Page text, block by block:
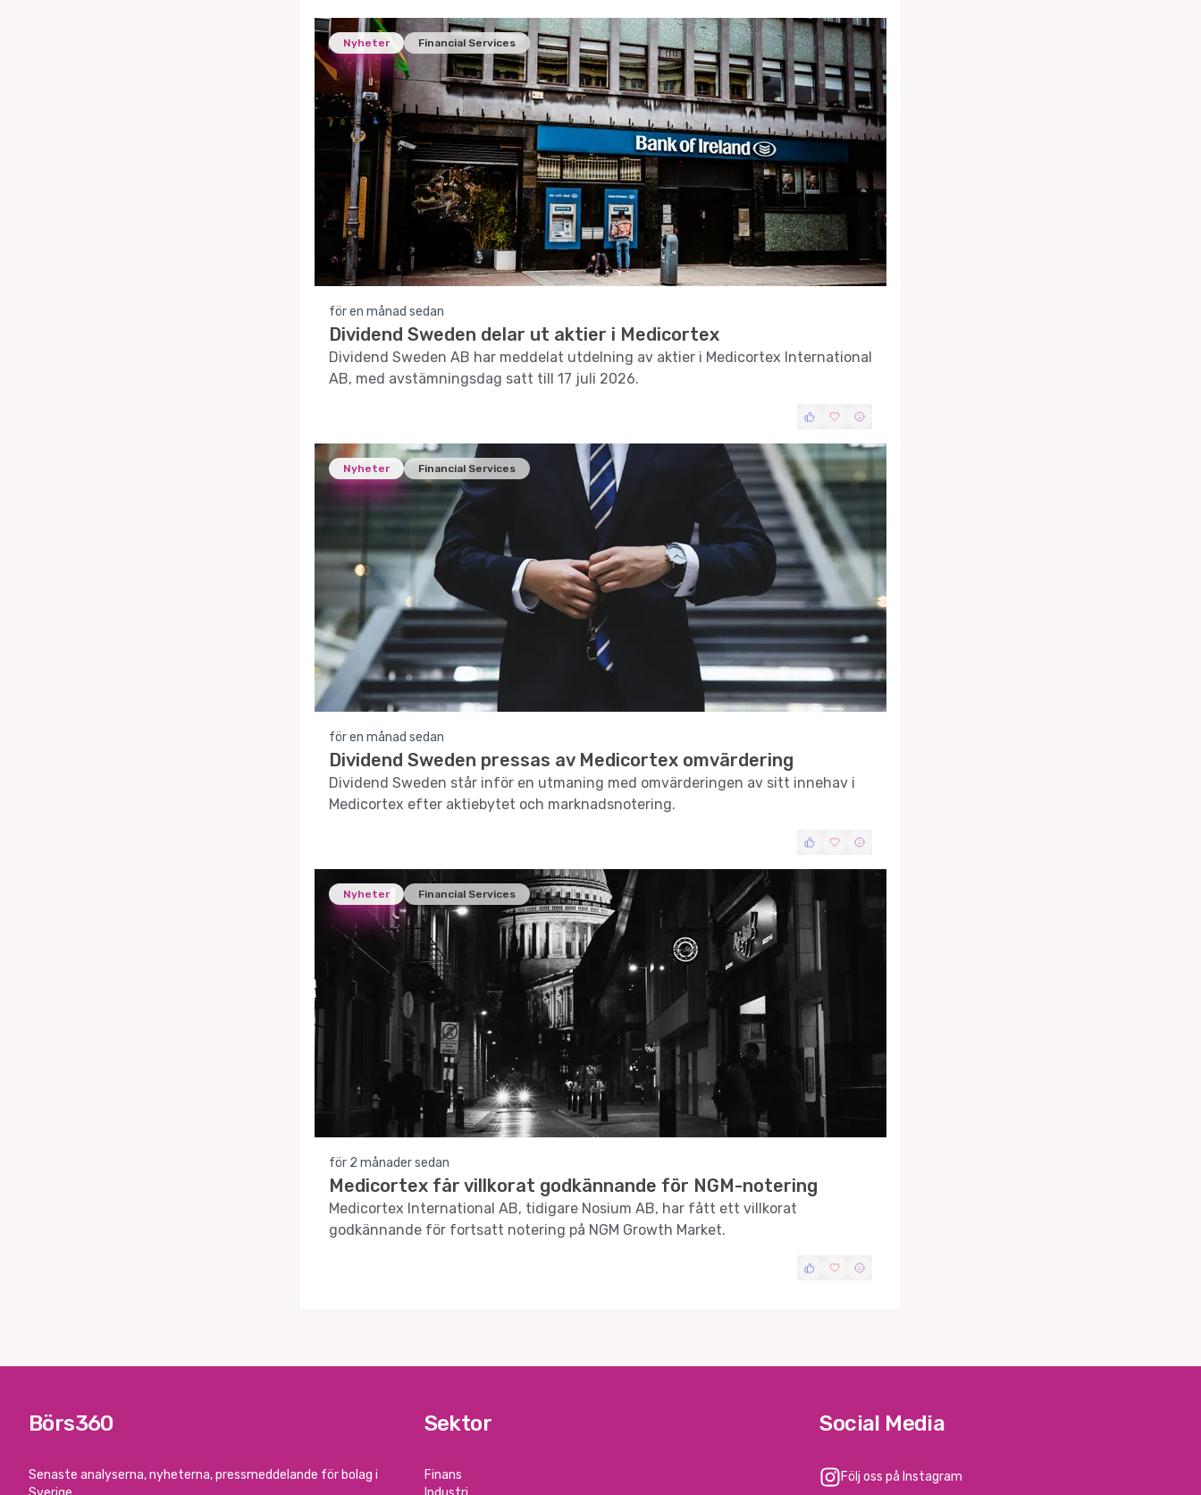
Nyheter Financial Services
för en månad sedan
Dividend Sweden delar ut aktier i Medicortex
Dividend Sweden AB har meddelat utdelning av aktier i Medicortex International
AB, med avstämningsdag satt till 17 juli 2026.
Nyheter Financial Services
för en månad sedan
Dividend Sweden pressas av Medicortex omvärdering
Dividend Sweden står inför en utmaning med omvärderingen av sitt innehav i
Medicortex efter aktiebytet och marknadsnotering.
Nyheter Financial Services
för 2 månader sedan
Medicortex får villkorat godkännande för NGM-notering
Medicortex International AB, tidigare Nosium AB, har fått ett villkorat
godkännande för fortsatt notering på NGM Growth Market.
Börs360
Senaste analyserna, nyheterna, pressmeddelande för bolag i
Sektor
Finans
Social Media
Följ oss på Instagram